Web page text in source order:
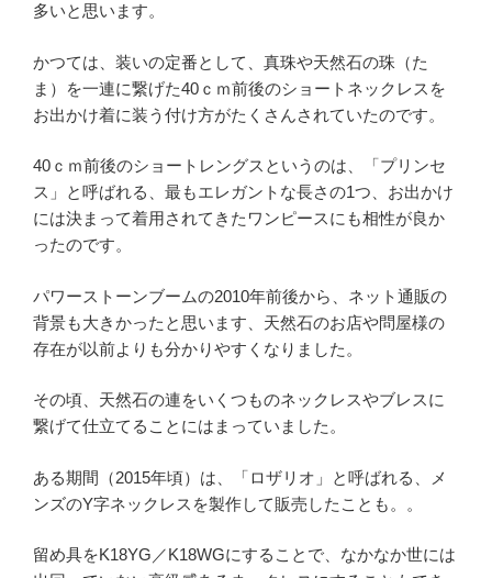
多いと思います。
かつては、装いの定番として、真珠や天然石の珠（た
ま）を一連に繋げた40ｃｍ前後のショートネックレスを
お出かけ着に装う付け方がたくさんされていたのです。
40ｃｍ前後のショートレングスというのは、「プリンセ
ス」と呼ばれる、最もエレガントな長さの1つ、お出かけ
には決まって着用されてきたワンピースにも相性が良か
ったのです。
パワーストーンブームの2010年前後から、ネット通販の
背景も大きかったと思います、天然石のお店や問屋様の
存在が以前よりも分かりやすくなりました。
その頃、天然石の連をいくつものネックレスやブレスに
繋げて仕立てることにはまっていました。
ある期間（2015年頃）は、「ロザリオ」と呼ばれる、メ
ンズのY字ネックレスを製作して販売したことも。。
留め具をK18YG／K18WGにすることで、なかなか世には